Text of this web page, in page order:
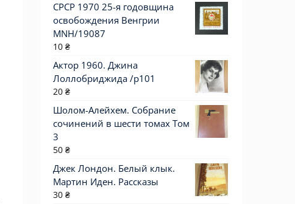
СРСР 1970 25-я годовщина
освобождения Венгрии
MNH/19087
10 ₴
Актор 1960. Джина
Лоллобриджида /p101
20 ₴
Шолом-Алейхем. Собрание
сочинений в шести томах Том
3
50 ₴
Джек Лондон. Белый клык.
Мартин Иден. Рассказы
30 ₴